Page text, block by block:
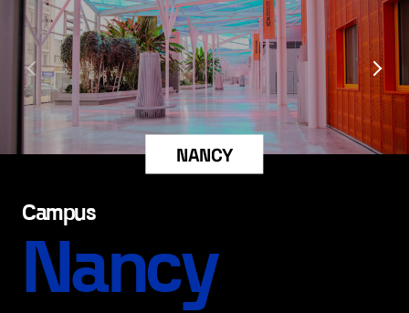
NANCY
Campus
Nancy